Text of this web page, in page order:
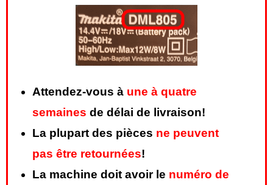
Attendez-vous à une à quatre
semaines de délai de livraison!
La plupart des pièces ne peuvent
pas être retournées!
La machine doit avoir le numéro de